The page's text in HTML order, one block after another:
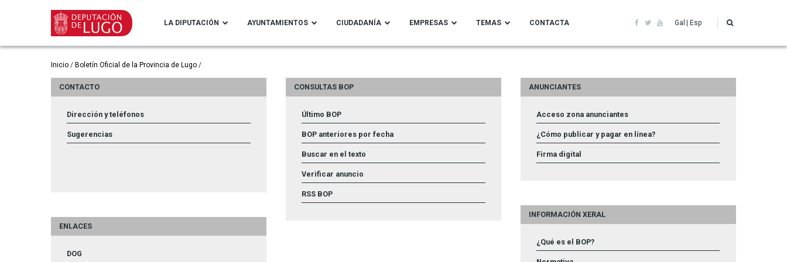
principal
LA DIPUTACIÓN AYUNTAMIENTOS CIUDADANÍA EMPRESAS TEMAS CONTACTA Gal Esp
Ruta
de
navegación
Inicio Boletín Oficial de la Provincia de Lugo
CONTACTO
Dirección y teléfonos
Sugerencias
ENLACES
DOG
CONSULTAS BOP
Último BOP
BOP anteriores por fecha
Buscar en el texto
Verificar anuncio
RSS BOP
ANUNCIANTES
Acceso zona anunciantes
¿Cómo publicar y pagar en línea?
Firma digital
INFORMACIÓN XERAL
¿Qué es el BOP?